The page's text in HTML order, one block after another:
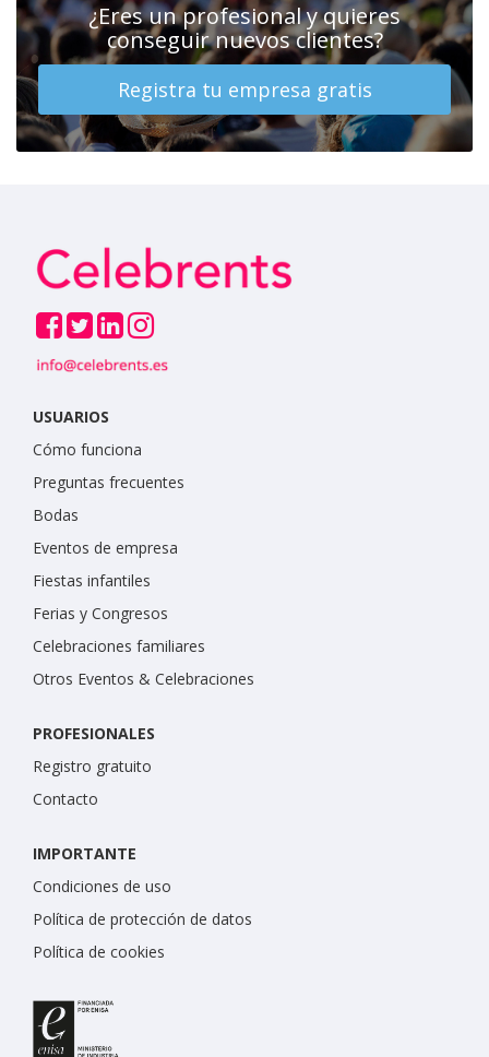
¿Eres un profesional y quieres
conseguir nuevos clientes?
Registra tu empresa gratis
USUARIOS
Cómo funciona
Preguntas frecuentes
Bodas
Eventos de empresa
Fiestas infantiles
Ferias y Congresos
Celebraciones familiares
Otros Eventos & Celebraciones
PROFESIONALES
Registro gratuito
Contacto
IMPORTANTE
Condiciones de uso
Política de protección de datos
Política de cookies